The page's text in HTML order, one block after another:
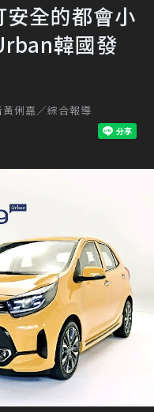
全的都會小
韓國發
俐嘉／綜合報導